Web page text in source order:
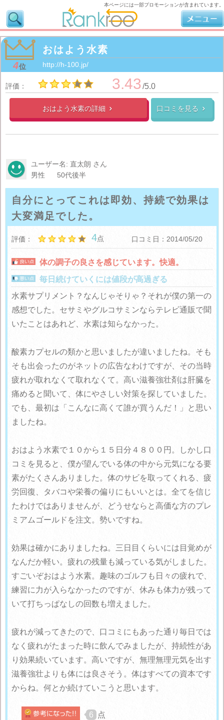
4位
おはよう水素
http://h-100.jp/
評価： 3.43/5.0
おはよう水素の詳細  口コミを見る 
ユーザー名: 直太朗 さん
男性
50代後半
自分にとってこれは即効、持続で効果は
大変満足でした。
評価： 4点 口コミ日：2014/05/20
体の調子の良さを感じています。快適。
毎日続けていくには値段が高過ぎる
水素サプリメント？なんじゃそりゃ？それが僕の第一の
感想でした。セサミやグルコサミンならテレビ通販で聞
いたことはあれど、水素は知らなかった。
酸素カプセルの類かと思いましたが違いましたね。そも
そも出会ったのがネットの広告なわけですが、その当時
疲れが取れなくて取れなくて。高い滋養強壮剤は肝臓を
痛めると聞いて、体にやさしい対策を探していました。
でも、最初は「こんなに高くて誰が買うんだ！」と思い
ましたね。
おはよう水素で１０から１５日分４８００円。しかし口
コミを見ると、僕が望んでいる体の中から元気になる要
素がたくさんありました。体のサビを取ってくれる、疲
労回復、タバコや栄養の偏りにもいいとは。全てを信じ
たわけではありませんが、どうせならと高価な方のプレ
ミアムゴールドを注文。勢いですね。
効果は確かにありましたね。三日目くらいには目覚めが
なんだか軽い。疲れの残量も減っている気がしました。
すごいぞおはよう水素。趣味のゴルフも日々の疲れで、
練習に力が入らなかったのですが、休みも体力が残って
いて打ちっぱなしの回数も増えました。
疲れが減ってきたので、口コミにもあった通り毎日では
なく疲れがたまった時に飲んでみましたが、持続性があ
り効果続いています。高いですが、無理無理元気を出す
滋養強壮よりも体には良さそう。体はすべての資本です
からね。何とか続けていこうと思います。
6 点
本ページには一部プロモーションが含まれています。